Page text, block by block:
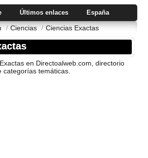
Últimos enlaces España
/ Ciencias / Ciencias Exactas
en Directoalweb.com, directorio
categorí­as temáticas.